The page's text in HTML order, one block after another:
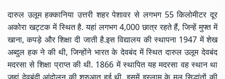
दारुल उलूम हक्कानिया उत्तरी शहर पेशावर से लगभग 55 किलोमीटर दूर
अकोरा खट्टक में स्थित है. यहां लगभग 4,000 छात्र रहते हैं, जिन्हें मुफ्त में
खाना, कपड़े और शिक्षा दी जाती है.इस विद्यालय की स्थापना 1947 में शेख
अब्दुल हक ने की थी, जिन्होंने भारत के देवबंद में स्थित दारुल उलूम देवबंद
मदरसा से शिक्षा प्राप्त की थी. 1866 में स्थापित यह मदरसा वह स्थान था